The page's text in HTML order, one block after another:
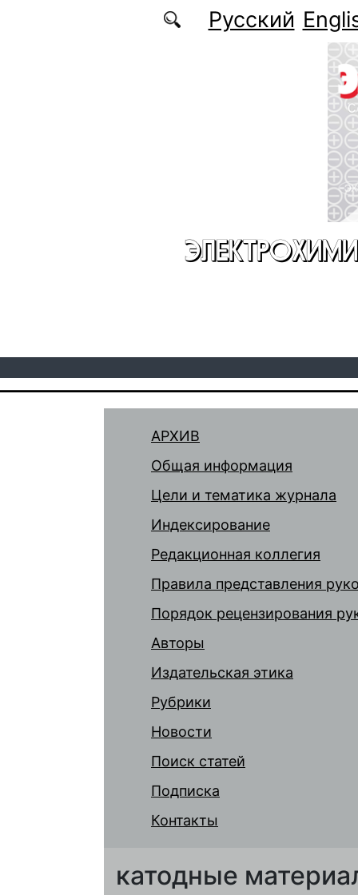
Перейти к основному содержаниюРусский
АРХИВ
Общая информация
Цели и тематика журнала
Индексирование
Редакционная коллегия
Правила представления
Порядок рецензирования
Авторы
Издательская этика
Рубрики
Новости
Поиск статей
Подписка
Контакты
катодные